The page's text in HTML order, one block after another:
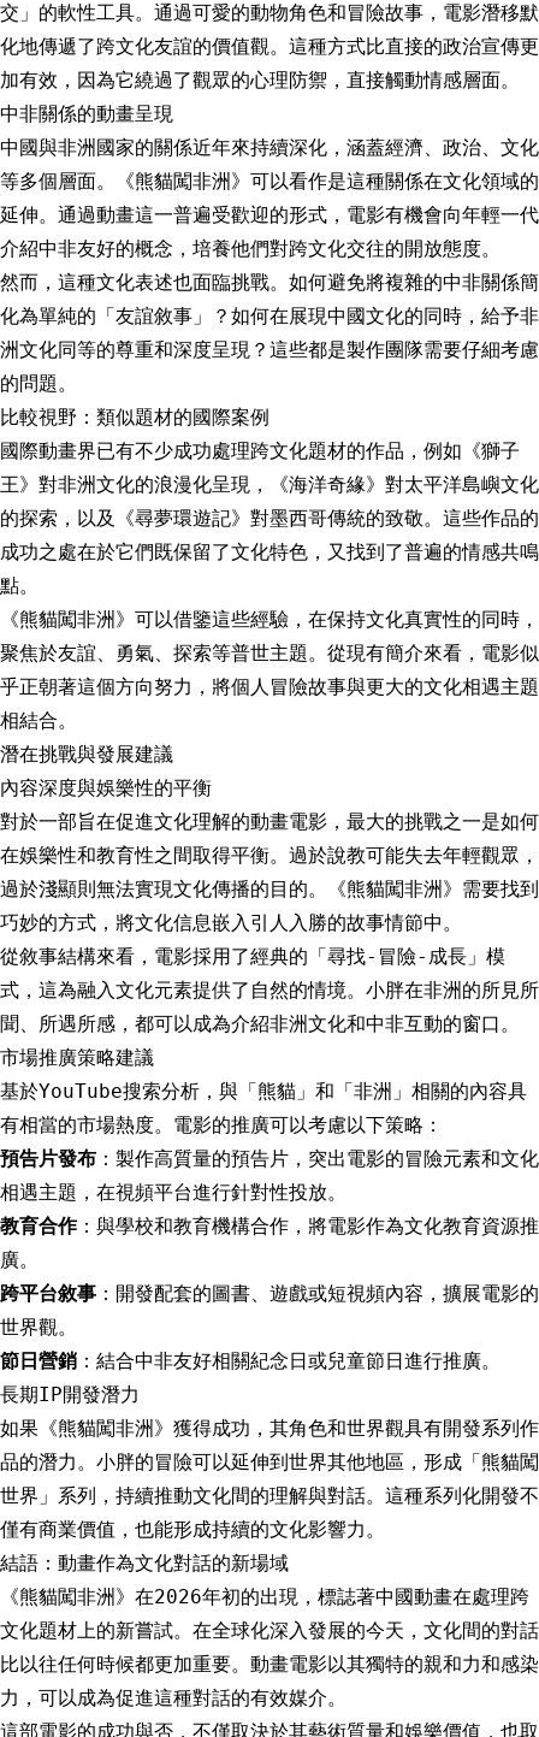
交」的軟性工具。通過可愛的動物角色和冒險故事，電影潛移默
化地傳遞了跨文化友誼的價值觀。這種方式比直接的政治宣傳更
加有效，因為它繞過了觀眾的心理防禦，直接觸動情感層面。
中非關係的動畫呈現
中國與非洲國家的關係近年來持續深化，涵蓋經濟、政治、文化
等多個層面。《熊貓闖非洲》可以看作是這種關係在文化領域的
延伸。通過動畫這一普遍受歡迎的形式，電影有機會向年輕一代
介紹中非友好的概念，培養他們對跨文化交往的開放態度。
然而，這種文化表述也面臨挑戰。如何避免將複雜的中非關係簡
化為單純的「友誼敘事」？如何在展現中國文化的同時，給予非
洲文化同等的尊重和深度呈現？這些都是製作團隊需要仔細考慮
的問題。
比較視野：類似題材的國際案例
國際動畫界已有不少成功處理跨文化題材的作品，例如《獅子
王》對非洲文化的浪漫化呈現，《海洋奇緣》對太平洋島嶼文化
的探索，以及《尋夢環遊記》對墨西哥傳統的致敬。這些作品的
成功之處在於它們既保留了文化特色，又找到了普遍的情感共鳴
點。
《熊貓闖非洲》可以借鑒這些經驗，在保持文化真實性的同時，
聚焦於友誼、勇氣、探索等普世主題。從現有簡介來看，電影似
乎正朝著這個方向努力，將個人冒險故事與更大的文化相遇主題
相結合。
潛在挑戰與發展建議
內容深度與娛樂性的平衡
對於一部旨在促進文化理解的動畫電影，最大的挑戰之一是如何
在娛樂性和教育性之間取得平衡。過於說教可能失去年輕觀眾，
過於淺顯則無法實現文化傳播的目的。《熊貓闖非洲》需要找到
巧妙的方式，將文化信息嵌入引人入勝的故事情節中。
從敘事結構來看，電影採用了經典的「尋找-冒險-成長」模
式，這為融入文化元素提供了自然的情境。小胖在非洲的所見所
聞、所遇所感，都可以成為介紹非洲文化和中非互動的窗口。
市場推廣策略建議
基於YouTube搜索分析，與「熊貓」和「非洲」相關的內容具
有相當的市場熱度。電影的推廣可以考慮以下策略：
預告片發布 ：製作高質量的預告片，突出電影的冒險元素和文化
相遇主題，在視頻平台進行針對性投放。
教育合作：與學校和教育機構合作，將電影作為文化教育資源推
廣。
跨平台敘事 ：開發配套的圖書、遊戲或短視頻內容，擴展電影的
世界觀。
節日營銷 ：結合中非友好相關紀念日或兒童節日進行推廣。
長期IP開發潛力
如果《熊貓闖非洲》獲得成功，其角色和世界觀具有開發系列作
品的潛力。小胖的冒險可以延伸到世界其他地區，形成「熊貓闖
世界」系列，持續推動文化間的理解與對話。這種系列化開發不
僅有商業價值，也能形成持續的文化影響力。
結語：動畫作為文化對話的新場域
《熊貓闖非洲》在2026年初的出現，標誌著中國動畫在處理跨
文化題材上的新嘗試。在全球化深入發展的今天，文化間的對話
比以往任何時候都更加重要。動畫電影以其獨特的親和力和感染
力，可以成為促進這種對話的有效媒介。
這部電影的成功與否，不僅取決於其藝術質量和娛樂價值，也取